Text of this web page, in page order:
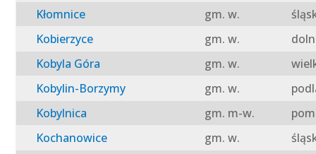
Kłomnice
gm. w.
Kobierzyce
gm. w.
Kobyla Góra
gm. w.
Kobylin-Borzymy
gm. w.
Kobylnica
gm. m-w.
Kochanowice
gm. w.